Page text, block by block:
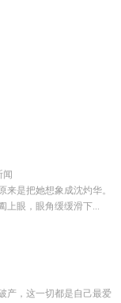
闻
是把她想象成沈灼华。
上眼，眼角缓缓滑下...
产，这一切都是自己最爱